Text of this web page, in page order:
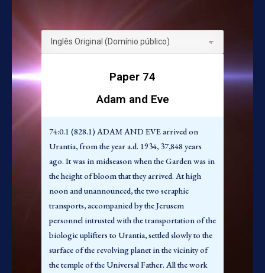
Filhos Materiais em Jerusém, sendo
conjuntamente o número 14.311. Eles
mais de dois metros e meio de altura.
74:1.2 (828.3) Na época em que Adão foi
empregado, com sua companheira, nos
laboratórios físicos de experimento e testagem
de Jerusém. Por mais de 15 mil anos eles haviam
sido diretores da divisão de energia experimental
aplicada à modificação de formas vivas. Muito
antes disto eles tinham sido instrutores nas
escolas de cidadania para os recém-chegados a
Jerusém. E tudo isto deve ser tido em mente em
conexão com a narrativa de sua conduta
posterior em Urântia.
Paper 74
Adam and Eve
74:0.1 (828.1) ADAM AND EVE arrived on
Urantia, from the year a.d. 1934, 37,848 years
ago. It was in midseason when the Garden was in
the height of bloom that they arrived. At high
noon and unannounced, the two seraphic
transports, accompanied by the Jerusem
personnel intrusted with the transportation of the
biologic uplifters to Urantia, settled slowly to the
surface of the revolving planet in the vicinity of
the temple of the Universal Father. All the work